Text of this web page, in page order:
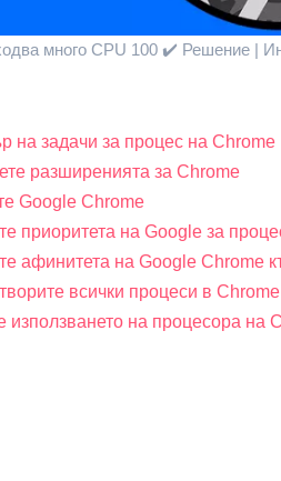
много CPU 100 ✔️ Решение |
на задачи за процес на Chrome
разширенията за Chrome
Google Chrome
приоритета на Google за
афинитета на Google Chrome
всички процеси в Chrome
използването на процесора на